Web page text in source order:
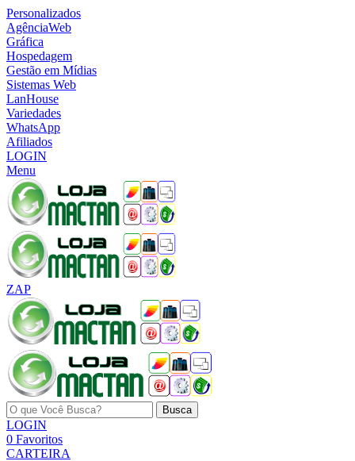
Personalizados
AgênciaWeb
Gráfica
Hospedagem
Gestão em Mídias
Sistemas Web
LanHouse
Variedades
WhatsApp
Afiliados
LOGIN
Menu
ZAP
Busca
LOGIN
0 Favoritos
CARTEIRA